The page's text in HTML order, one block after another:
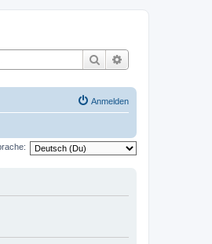
Suche
Anmelden